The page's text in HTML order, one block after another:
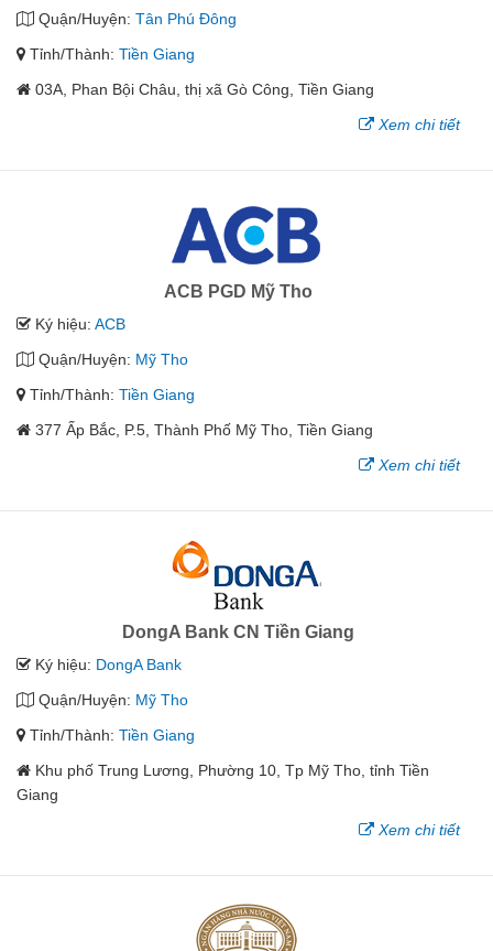
Quận/Huyện: Tân Phú Đông
Tỉnh/Thành: Tiền Giang
03A, Phan Bội Châu, thị xã Gò Công, Tiền Giang
Xem chi tiết
ACB PGD Mỹ Tho
Ký hiệu: ACB
Quận/Huyện: Mỹ Tho
Tỉnh/Thành: Tiền Giang
377 Ấp Bắc, P.5, Thành Phố Mỹ Tho, Tiền Giang
Xem chi tiết
DongA Bank CN Tiền Giang
Ký hiệu: DongA Bank
Quận/Huyện: Mỹ Tho
Tỉnh/Thành: Tiền Giang
Khu phố Trung Lương, Phường 10, Tp Mỹ Tho, tỉnh Tiền
Giang
Xem chi tiết